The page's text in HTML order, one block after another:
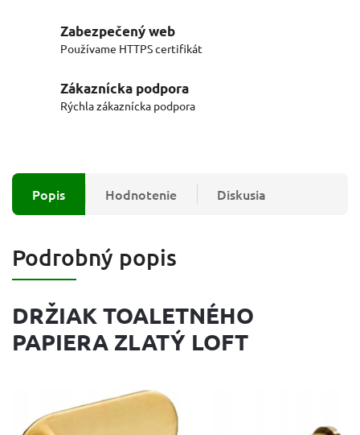
Zabezpečený web
Používame HTTPS certifikát
Zákaznícka podpora
Rýchla zákaznícka podpora
Popis Hodnotenie Diskusia
Podrobný popis
DRŽIAK TOALETNÉHO
PAPIERA ZLATÝ LOFT